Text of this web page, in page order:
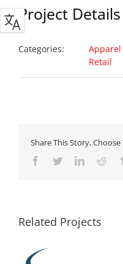
Project Details
Categories:
Apparel
Retail
Share This Story,
Facebook
TwitterLinkedin
Related Projects